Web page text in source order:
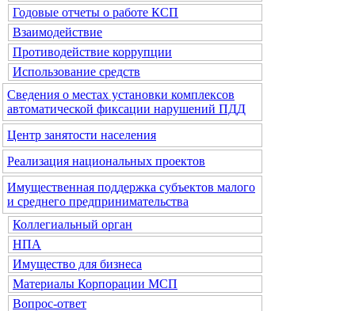
Годовые отчеты о работе КСП
Взаимодействие
Противодействие коррупции
Использование средств
Сведения о местах установки комплексов
автоматической фиксации нарушений ПДД
Центр занятости населения
Реализация национальных проектов
Имущественная поддержка субъектов малого
и среднего предпринимательства
Коллегиальный орган
НПА
Имущество для бизнеса
Материалы Корпорации МСП
Вопрос-ответ